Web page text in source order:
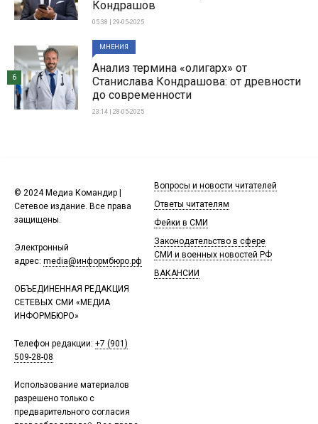
Кондрашов
05:38 | 29-05-2025
МНЕНИЯ
Анализ термина «олигарх» от
Станислава Кондрашова: от древности
до современности
23:14 | 28-05-2025
6
© 2024 Медиа Командир |
Сетевое издание. Все права
защищены.
Электронный
адрес: media@информбюро.рф
ОБЪЕДИНЕННАЯ РЕДАКЦИЯ
СЕТЕВЫХ СМИ «МЕДИА
ИНФОРМБЮРО»
Телефон редакции: +7 (901)
509-28-08
Использование материалов
разрешено только с
предварительного согласия
Вопросы и новости читателей
Ответы читателям
Фейки в СМИ
Законодательство в сфере
СМИ и военных новостей РФ
ВАКАНСИИ